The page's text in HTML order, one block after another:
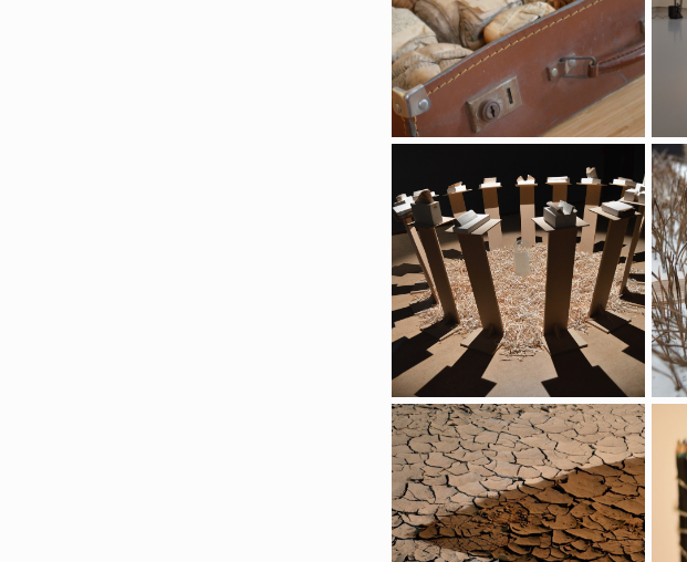
Réminiscence
"Tout n'est peut-être pas réglé"
Passage